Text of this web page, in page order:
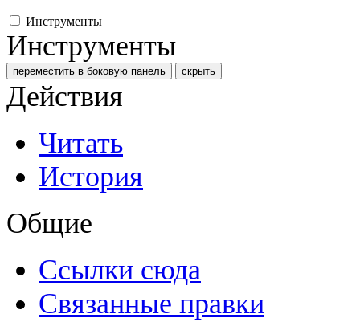
Инструменты
Инструменты
переместить в боковую панель скрыть
Действия
Читать
История
Общие
Ссылки сюда
Связанные правки